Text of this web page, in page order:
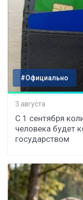
#Официально
3 августа
С 1 сентября
человека будет
государством